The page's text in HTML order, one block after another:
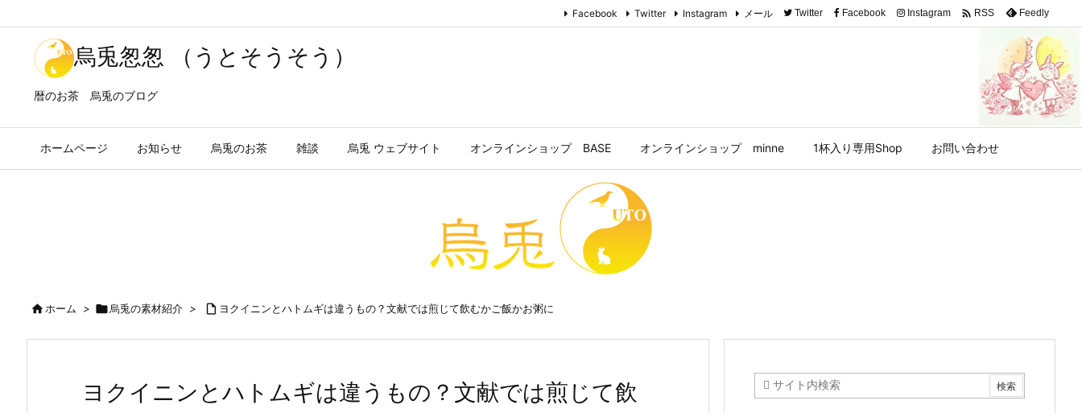
烏兎怱怱 （うとそうそう）
暦のお茶 烏兎のブログ
ホームページ お知らせ 烏兎のお茶 雑談 烏兎 ウェブサイト オンラインショップ BASE オンラインショップ minne 1杯入り専用Shop お問い合わせ
Facebook Twitter Instagram メール Twitter Facebook Instagram  RSS Feedly
ホーム > 烏兎の素材紹介 >  ヨクイニンとハトムギは違うもの？文献では煎じて飲むかご飯かお粥に
ヨクイニンとハトムギは違うもの？文献では煎じて飲